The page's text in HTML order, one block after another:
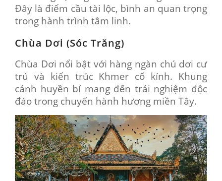
Đây là điểm cầu tài lộc, bình an quan trọng
trong hành trình tâm linh.
Chùa Dơi (Sóc Trăng)
Chùa Dơi nổi bật với hàng ngàn chú dơi cư
trú và kiến trúc Khmer cổ kính. Khung
cảnh huyền bí mang đến trải nghiệm độc
đáo trong chuyến hành hương miền Tây.